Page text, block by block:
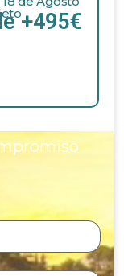
+495€